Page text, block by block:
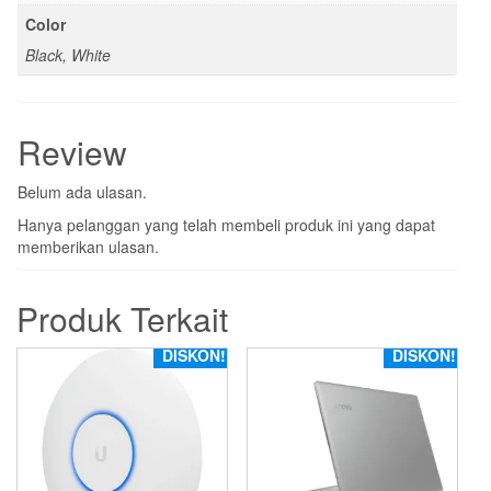
Color
Black, White
Review
Belum ada ulasan.
Hanya pelanggan yang telah membeli produk ini yang dapat
memberikan ulasan.
Produk Terkait
DISKON! DISKON!